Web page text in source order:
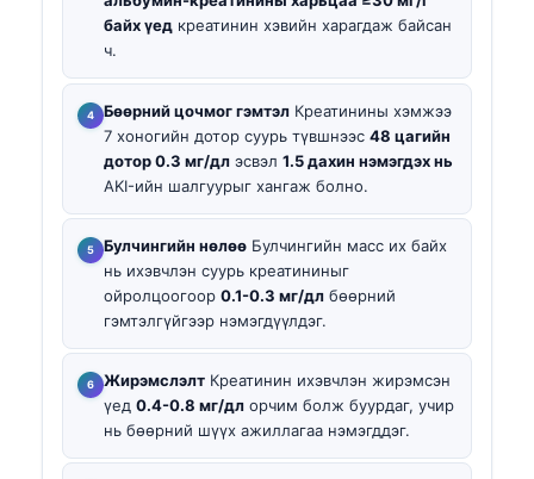
байх үед креатинин хэвийн харагдаж байсан
ч.
Бөөрний цочмог гэмтэл Креатинины хэмжээ
7 хоногийн дотор суурь түвшнээс 48 цагийн
дотор 0.3 мг/дл эсвэл 1.5 дахин нэмэгдэх нь
AKI-ийн шалгуурыг хангаж болно.
Булчингийн нөлөө Булчингийн масс их байх
нь ихэвчлэн суурь креатининыг
ойролцоогоор 0.1-0.3 мг/дл бөөрний
гэмтэлгүйгээр нэмэгдүүлдэг.
Жирэмслэлт Креатинин ихэвчлэн жирэмсэн
үед 0.4-0.8 мг/дл орчим болж буурдаг, учир
нь бөөрний шүүх ажиллагаа нэмэгддэг.